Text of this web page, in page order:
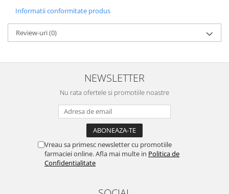
Informatii conformitate produs
Review-uri(0)
NEWSLETTER
Nu rata ofertele si promotiile noastre
Vreau sa primesc newsletter cu promotiile
farmaciei online. Afla mai multe in Politica de
Confidentialitate